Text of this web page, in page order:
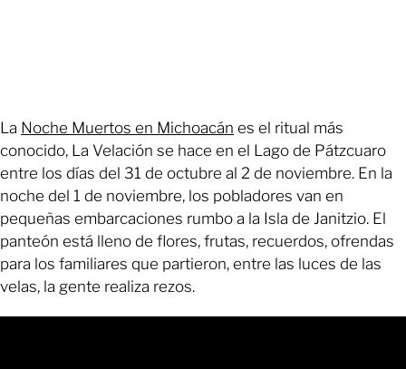
La Noche Muertos en Michoacán es el ritual más
conocido, La Velación se hace en el Lago de Pátzcuaro
entre los días del 31 de octubre al 2 de noviembre. En la
noche del 1 de noviembre, los pobladores van en
pequeñas embarcaciones rumbo a la Isla de Janitzio. El
panteón está lleno de flores, frutas, recuerdos, ofrendas
para los familiares que partieron, entre las luces de las
velas, la gente realiza rezos.